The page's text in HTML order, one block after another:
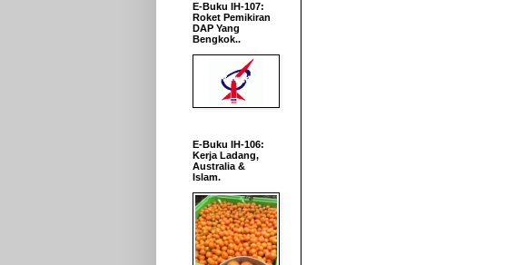
E-Buku IH-107:
Roket Pemikiran
DAP Yang
Bengkok..
E-Buku IH-106:
Kerja Ladang,
Australia &
Islam.